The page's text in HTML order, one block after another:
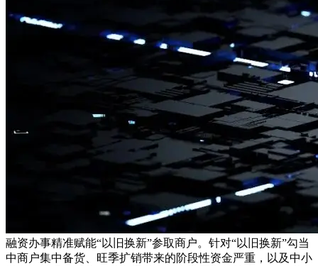
融资办事精准赋能“以旧换新”参取商户。针对“以旧换新”勾当
中商户集中备货、旺季扩销带来的阶段性资金严重，以及中小